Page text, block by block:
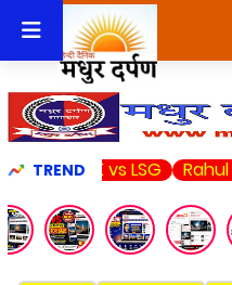
TREND
vs LSG Rahul Gandhi